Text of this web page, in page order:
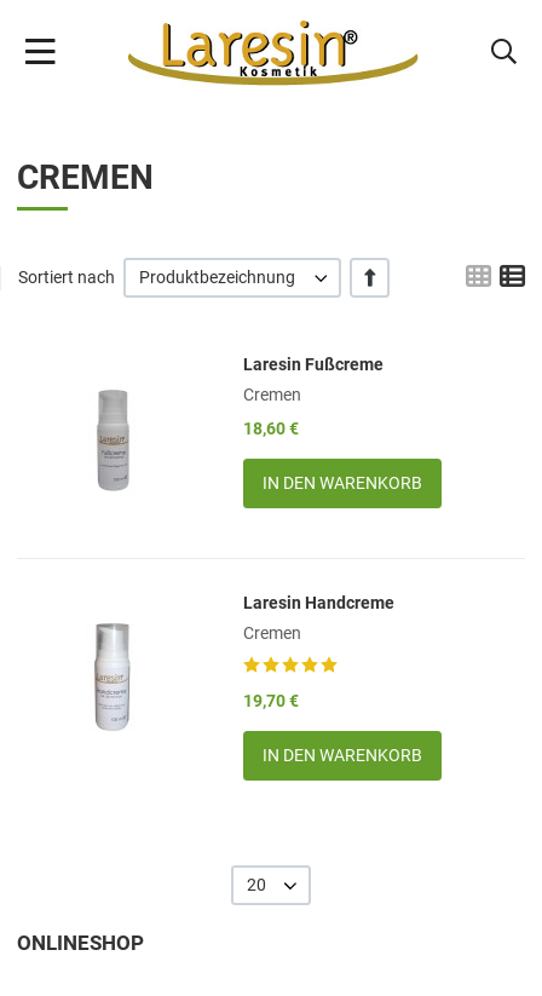
ONLINESHOP
CREMEN
Sortiert nach Produktbezeichnung +/- Grid
Add to Wishlist
Add to Compare
Quick View
Laresin Fußcreme
Cremen
18,60 €
Menge
Add to Wishlist
Add to Compare
Laresin Handcreme
Cremen
19,70 €
Menge
20